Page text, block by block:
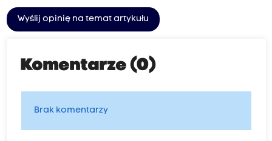
Wyślij opinię na temat artykułu
Komentarze (0)
Brak komentarzy